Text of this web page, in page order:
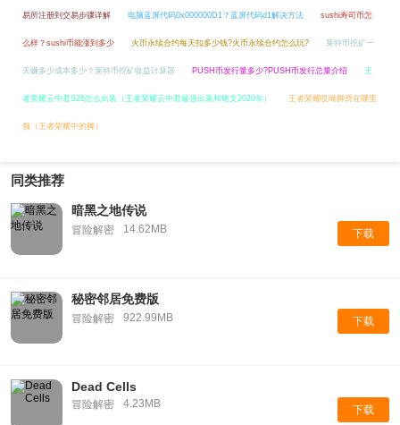
易所注册到交易步骤详解 电脑蓝屏代码0x000000D1？蓝屏代码d1解决方法 sushi寿司币怎
么样？sushi币能涨到多少 火币永续合约每天扣多少钱?火币永续合约怎么玩? 莱特币挖矿一
天赚多少成本多少？莱特币挖矿收益计算器 PUSH币发行量多少?PUSH币发行总量介绍 王
者荣耀云中君S26怎么出装（王者荣耀云中君最强出装和铭文2020年） 王者荣耀哎呦脚滑在哪里
领（王者荣耀中的脚）
同类推荐
暗黑之地传说
冒险解密 14.62MB 下载
秘密邻居免费版
冒险解密 922.99MB 下载
Dead Cells
冒险解密 4.23MB 下载